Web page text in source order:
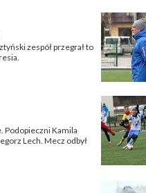
zespół przegrał to
Podopieczni Kamila
Lech. Mecz odbył